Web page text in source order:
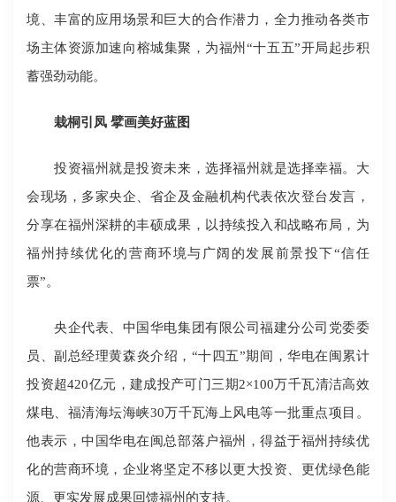
境、丰富的应用场景和巨大的合作潜力，全力推动各类市
场主体资源加速向榕城集聚，为福州“十五五”开局起步积
蓄强劲动能。
栽桐引凤 擘画美好蓝图
投资福州就是投资未来，选择福州就是选择幸福。大
会现场，多家央企、省企及金融机构代表依次登台发言，
分享在福州深耕的丰硕成果，以持续投入和战略布局，为
福州持续优化的营商环境与广阔的发展前景投下“信任
票”。
央企代表、中国华电集团有限公司福建分公司党委委
员、副总经理黄森炎介绍，“十四五”期间，华电在闽累计
投资超420亿元，建成投产可门三期2×100万千瓦清洁高效
煤电、福清海坛海峡30万千瓦海上风电等一批重点项目。
他表示，中国华电在闽总部落户福州，得益于福州持续优
化的营商环境，企业将坚定不移以更大投资、更优绿色能
源、更实发展成果回馈福州的支持。